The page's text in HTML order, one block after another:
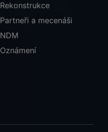
Rekonstrukce
Partneři a mecenáši
NDM
Oznámení